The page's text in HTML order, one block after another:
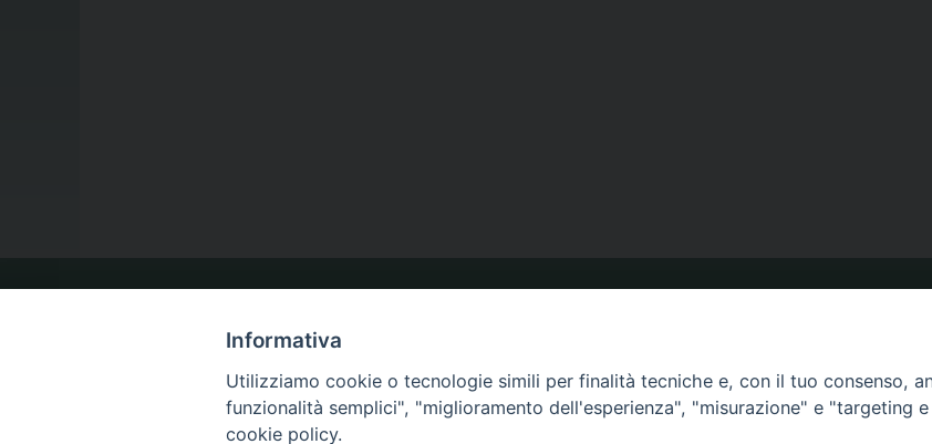
LA NOSTRA DIOCESI
IL VESCOVO
CALENDARIO PASTORALE
Informativa
Utilizziamo cookie o tecnologie simili per finalità tecniche e, con il tuo consenso,
funzionalità semplici", "miglioramento dell'esperienza", "misurazione" e "targeting
cookie policy.